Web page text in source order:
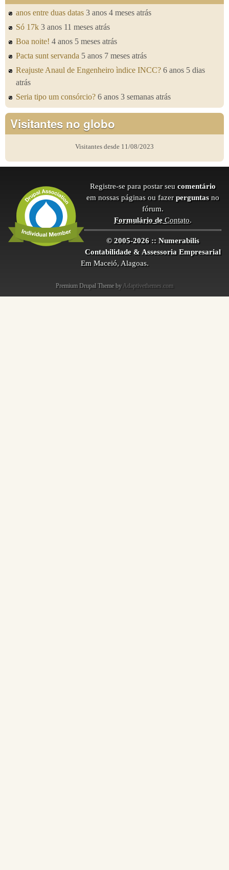
anos entre duas datas 3 anos 4 meses atrás
Só 17k 3 anos 11 meses atrás
Boa noite! 4 anos 5 meses atrás
Pacta sunt servanda 5 anos 7 meses atrás
Reajuste Anaul de Engenheiro ìndice INCC? 6 anos 5 dias
atrás
Seria tipo um consórcio? 6 anos 3 semanas atrás
Visitantes no globo
Visitantes desde 11/08/2023
Registre-se para postar seu comentário
em nossas páginas ou fazer perguntas no
fórum.
Formulário deContato.
© 2005-2026 :: Numerabilis
Contabilidade & Assessoria Empresarial
Em Maceió, Alagoas.
Premium Drupal Theme by Adaptivethemes.com